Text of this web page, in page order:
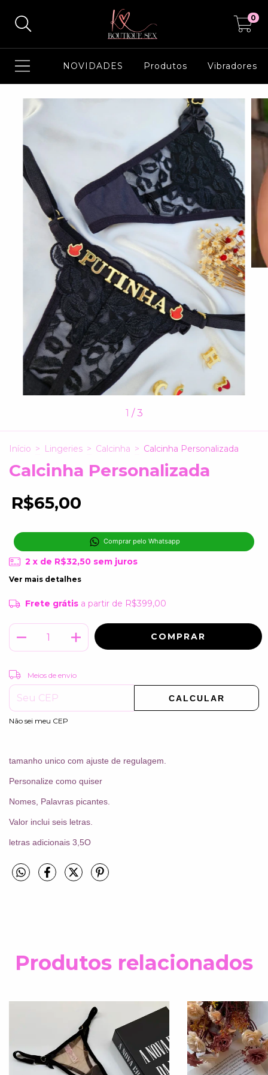
0
NOVIDADES Produtos Vibradores
1 /3
Início > Lingeries > Calcinha > Calcinha Personalizada
Calcinha Personalizada
R$65,00
Comprar pelo Whatsapp
2 x de R$32,50 sem juros
Ver mais detalhes
Frete grátis a partir de R$399,00
Entregas para o CEP:
Meios de envio
CALCULAR
Não sei meu CEP
tamanho unico com ajuste de regulagem.
Personalize como quiser
Nomes, Palavras picantes.
Valor inclui seis letras.
letras adicionais 3,5O
Produtos relacionados